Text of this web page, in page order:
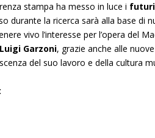
stampa ha messo in luce i
durante la ricerca sarà alla base di
vivo l’interesse per l’opera del
Garzoni, grazie anche alle
del suo lavoro e della cultura